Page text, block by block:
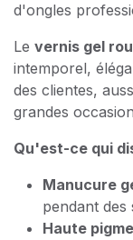
d'ongles
Le vernis gel
intemporel,
des clientes,
grandes
Qu'est-ce qui
Manucure
pendant des
Haute